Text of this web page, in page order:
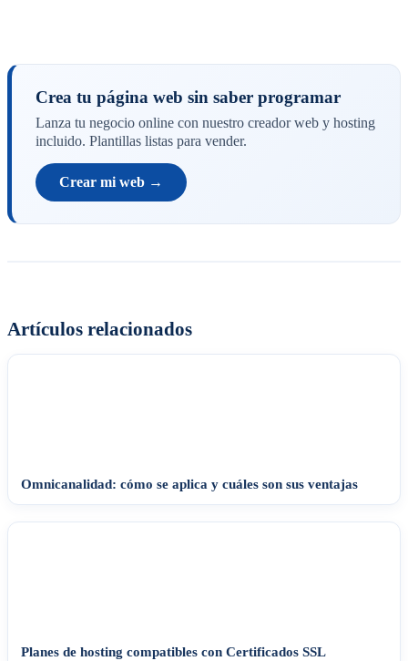
Crea tu página web sin saber programar
Lanza tu negocio online con nuestro creador web y hosting
incluido. Plantillas listas para vender.
Crear mi web →
Artículos relacionados
Omnicanalidad: cómo se aplica y cuáles son sus ventajas
Planes de hosting compatibles con Certificados SSL